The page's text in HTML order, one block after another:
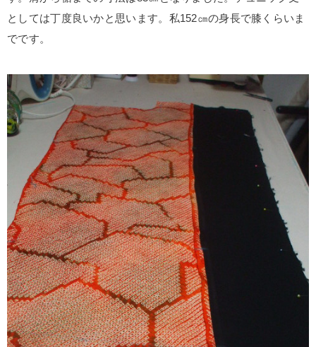
としては丁度良いかと思います。私152㎝の身長で膝くらいま
でです。